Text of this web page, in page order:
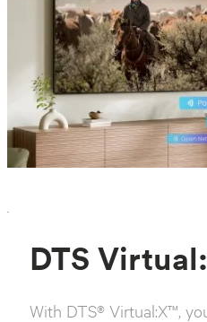
`
DTS
With DTS® Virtual:X™,